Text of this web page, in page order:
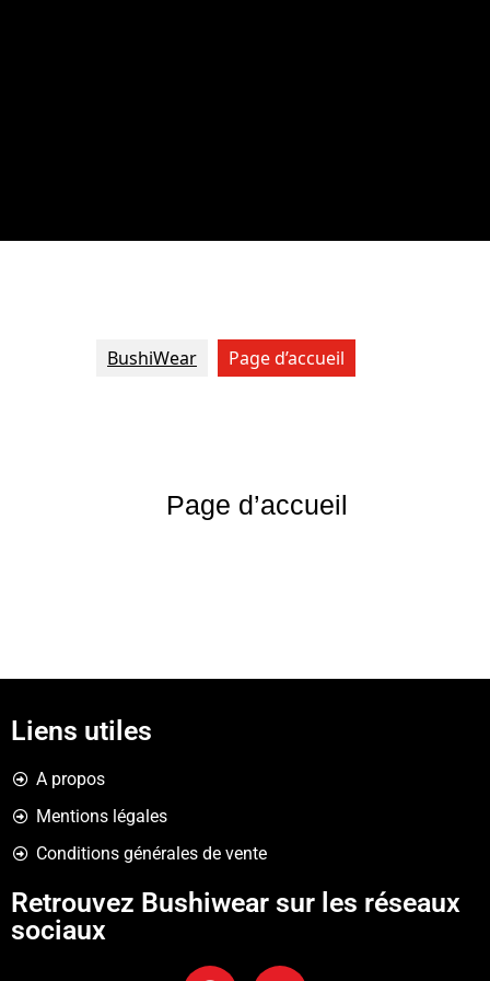
BushiWear Page d’accueil
Page d’accueil
Liens utiles
A propos
Mentions légales
Conditions générales de vente
Retrouvez Bushiwear sur les réseaux
sociaux